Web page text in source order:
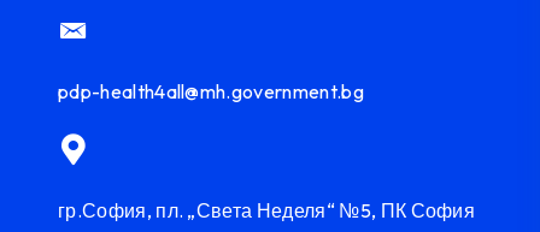
pdp-health4all@mh.government.bg
гр.София, пл. „Света Неделя“ №5, ПК София